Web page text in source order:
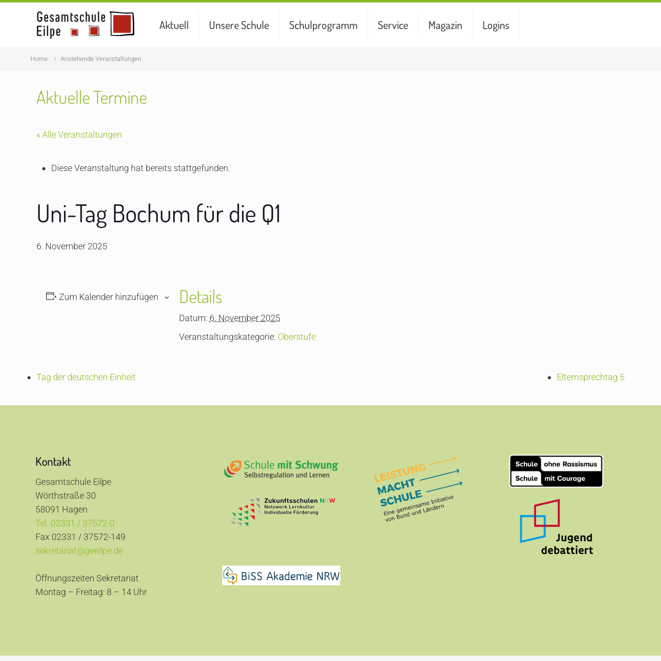
Aktuell Unsere Schule Schulprogramm Service Magazin Logins
Home Anstehende Veranstaltungen
Aktuelle Termine
« Alle Veranstaltungen
Diese Veranstaltung hat bereits stattgefunden.
Uni-Tag Bochum für die Q1
6. November 2025
Zum Kalender hinzufügen Details
Datum: 6. November 2025
Veranstaltungskategorie: Oberstufe
Tag der deutschen Einheit Elternsprechtag 5
Kontakt
Gesamtschule Eilpe
Wörthstraße 30
58091 Hagen
Tel. 02331 / 37572-0
Fax 02331 / 37572-149
sekretariat@geeilpe.de
Öffnungszeiten Sekretariat
Montag – Freitag: 8 – 14 Uhr